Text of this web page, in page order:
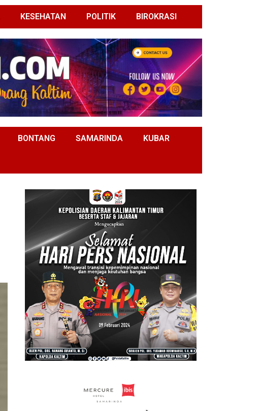
KESEHATAN POLITIK BIROKRASI
BONTANG SAMARINDA KUBAR